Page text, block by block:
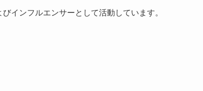
インフルエンサーとして活動しています。